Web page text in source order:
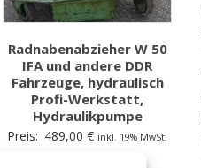
Radnabenabzieher W 50
IFA und andere DDR
Fahrzeuge, hydraulisch
Profi-Werkstatt,
Hydraulikpumpe
Preis: 489,00€ inkl. 19% MwSt.